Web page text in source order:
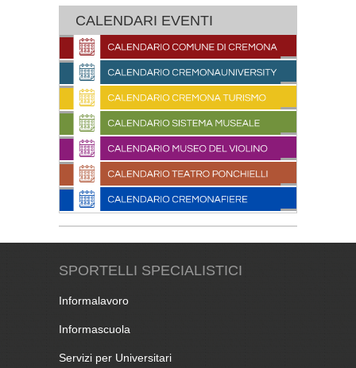
CALENDARI EVENTI
SPORTELLI SPECIALISTICI
Informalavoro
Informascuola
Servizi per Universitari